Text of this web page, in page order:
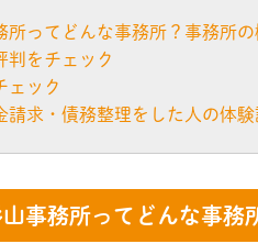
所ってどんな事務所？事務所
判をチェック
ェック
請求・債務整理をした人の体験
事務所ってどんな事務